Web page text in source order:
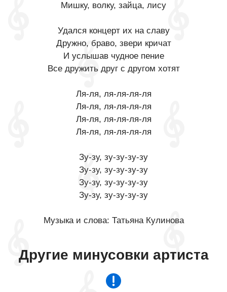
Мишку, волку, зайца, лису
Удался концерт их на славу
Дружно, браво, звери кричат
И услышав чудное пение
Все дружить друг с другом хотят
Ля-ля, ля-ля-ля-ля
Ля-ля, ля-ля-ля-ля
Ля-ля, ля-ля-ля-ля
Ля-ля, ля-ля-ля-ля
Зу-зу, зу-зу-зу-зу
Зу-зу, зу-зу-зу-зу
Зу-зу, зу-зу-зу-зу
Зу-зу, зу-зу-зу-зу
Музыка и слова: Татьяна Кулинова
Другие минусовки артиста